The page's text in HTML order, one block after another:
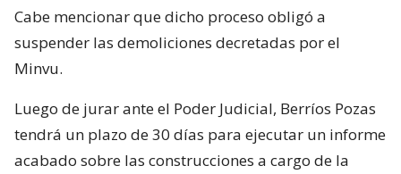
Cabe mencionar que dicho proceso obligó a
suspender las demoliciones decretadas por el
Minvu.
Luego de jurar ante el Poder Judicial, Berríos Pozas
tendrá un plazo de 30 días para ejecutar un informe
acabado sobre las construcciones a cargo de la